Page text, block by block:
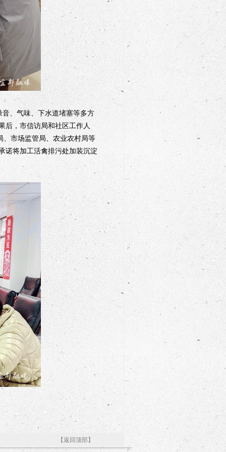
、气味、下水道堵塞等多方
后，市信访局和社区工作人
、市场监管局、农业农村局等
诺将加工活禽排污处加装沉淀
【返回顶部】